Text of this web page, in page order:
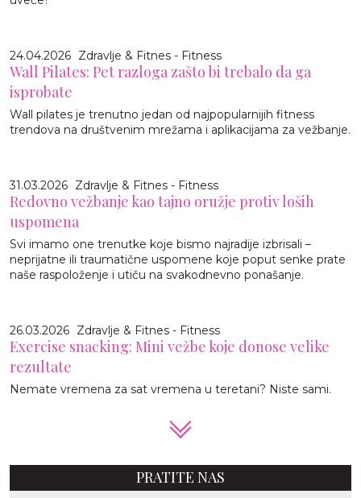
24.04.2026 Zdravlje & Fitnes - Fitness
Wall Pilates: Pet razloga zašto bi trebalo da ga
isprobate
Wall pilates je trenutno jedan od najpopularnijih fitness
trendova na društvenim mrežama i aplikacijama za vežbanje.
31.03.2026 Zdravlje & Fitnes - Fitness
Redovno vežbanje kao tajno oružje protiv loših
uspomena
Svi imamo one trenutke koje bismo najradije izbrisali –
neprijatne ili traumatične uspomene koje poput senke prate
naše raspoloženje i utiču na svakodnevno ponašanje.
26.03.2026 Zdravlje & Fitnes - Fitness
Exercise snacking: Mini vežbe koje donose velike
rezultate
Nemate vremena za sat vremena u teretani? Niste sami.
PRATITE NAS